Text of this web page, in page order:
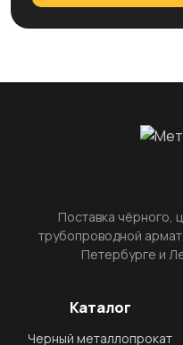
Поставка чёрного,
трубопроводной
Петербурге и
Каталог
Черный металлопрокат